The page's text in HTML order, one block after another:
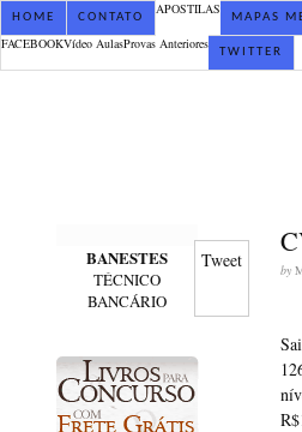
HOME CONTATO
APOSTILAS
MAPAS
FACEBOOKVídeo AulasProvas Anteriores
TWITTER
by
Tweet
BANESTES
TÉCNICO
BANCÁRIO